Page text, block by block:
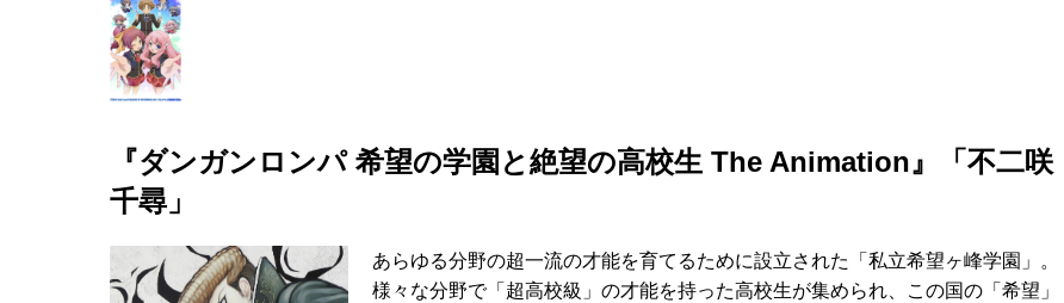
『ダンガンロンパ 希望の学園と絶望の高校生 The Animation』「不二咲
千尋」
あらゆる分野の超一流の才能を育てるために設立された「私立希望ヶ峰学園」。
様々な分野で「超高校級」の才能を持った高校生が集められ、この国の「希望」